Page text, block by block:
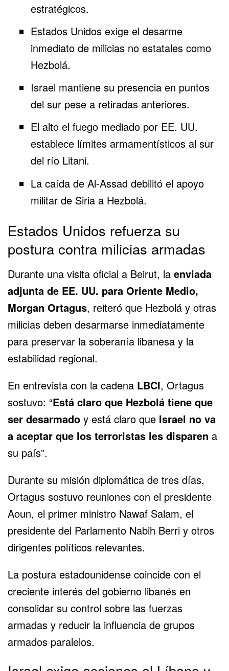
estratégicos.
Estados Unidosexige el desarme
inmediato de milicias no estatales como
Hezbolá.
Israel mantiene su presencia en puntos
del sur pese a retiradas anteriores.
El alto el fuego mediado por EE. UU.
establece límites armamentísticos al sur
del río Litani.
La caída de Al-Assad debilitó el apoyo
militar de Siriaa Hezbolá.
Estados Unidos refuerza su
postura contra milicias armadas
Durante una visita oficial a Beirut, la enviada
adjunta de EE. UU. para Oriente Medio,
Morgan Ortagus, reiteró que Hezbolá y otras
milicias deben desarmarse inmediatamente
para preservar la soberanía libanesa y la
estabilidad regional.
En entrevista con la cadena LBCI, Ortagus
sostuvo: “Está claro que Hezbolá tiene que
ser desarmado y está claro que Israel no va
a aceptar que los terroristas les disparen a
su país”.
Durante su misión diplomática de tres días,
Ortagus sostuvo reuniones con el presidente
Aoun, el primer ministro Nawaf Salam, el
presidente del Parlamento Nabih Berri y otros
dirigentes políticos relevantes.
La postura estadounidense coincide con el
creciente interés del gobierno libanés en
consolidar su control sobre las fuerzas
armadas y reducir la influencia de grupos
armados paralelos.